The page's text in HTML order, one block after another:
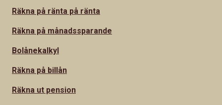
Räkna på ränta på ränta
Räkna på månadssparande
Bolånekalkyl
Räkna på billån
Räkna ut pension